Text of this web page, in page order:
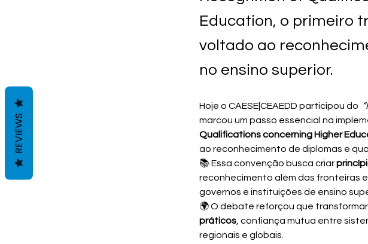
Education, o primeiro
voltado ao
no ensino superior.
Hoje o CAESE|CEAEDD participou do
marcou um passo essencial na
Qualifications concerning Higher
ao reconhecimento de diplomas e
📚 Essa convenção busca criar
reconhecimento além das fronteiras
governos e instituições de ensino
🌍 O debate reforçou que
práticos , confiança mútua entre
regionais e globais.
REVIEWS